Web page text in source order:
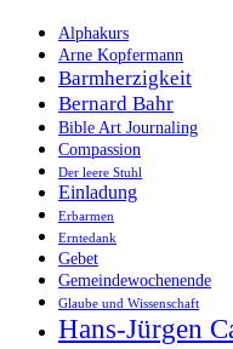
Alphakurs
Arne Kopfermann
Barmherzigkeit
Bernard Bahr
Bible Art Journaling
Compassion
Der leere Stuhl
Einladung
Erbarmen
Erntedank
Gebet
Gemeindewochenende
Glaube und Wissenschaft
Hans-Jürgen